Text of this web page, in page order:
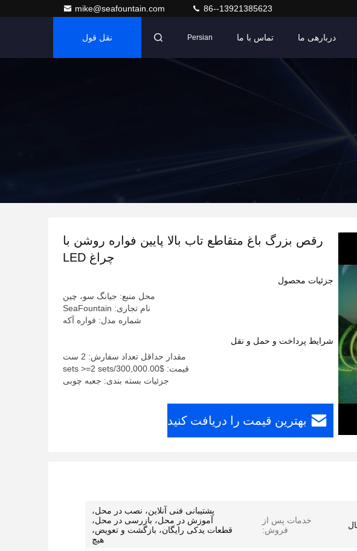
mike@seafountain.com 86--13921385623
دربارهی ما تماس با ما Persian نقل قول
رقص بزرگ باغ متقاطع تاب بالا پایین فواره روشن با
چراغ LED
جزئیات محصول
محل منبع: جیانگ سو، چین
نام تجاری: SeaFountain
شماره مدل: فواره آکه
شرایط پرداخت و حمل و نقل
مقدار حداقل تعداد سفارش: 2 ست
قیمت: $300,000.00/sets >=2 sets
جزئیات بسته بندی: جعبه چوبی
بهترین قیمت را دریافت کنید
خدمات پس از
فروش:
پشتیبانی فنی آنلاین، نصب در محل،
آموزش در محل، بازرسی در محل،
قطعات یدکی رایگان، بازگشت و تعویض،
هیچ